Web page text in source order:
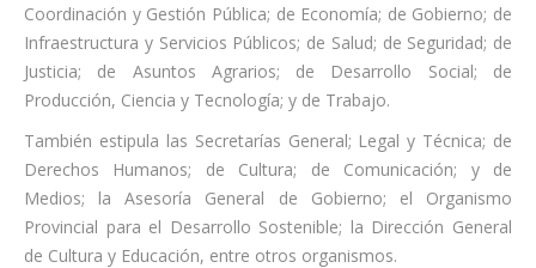
Coordinación y Gestión Pública; de Economía; de Gobierno; de
Infraestructura y Servicios Públicos; de Salud; de Seguridad; de
Justicia; de Asuntos Agrarios; de Desarrollo Social; de
Producción, Ciencia y Tecnología; y de Trabajo.
También estipula las Secretarías General; Legal y Técnica; de
Derechos Humanos; de Cultura; de Comunicación; y de
Medios; la Asesoría General de Gobierno; el Organismo
Provincial para el Desarrollo Sostenible; la Dirección General
de Cultura y Educación, entre otros organismos.